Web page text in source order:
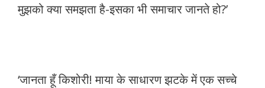
मुझको क्या समझता है-इसका भी समाचार जानते हो?’
‘जानता हूँ किशोरी! माया के साधारण झटके में एक सच्चे